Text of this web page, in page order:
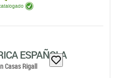
ESPAÑOLA
Casas Rigall